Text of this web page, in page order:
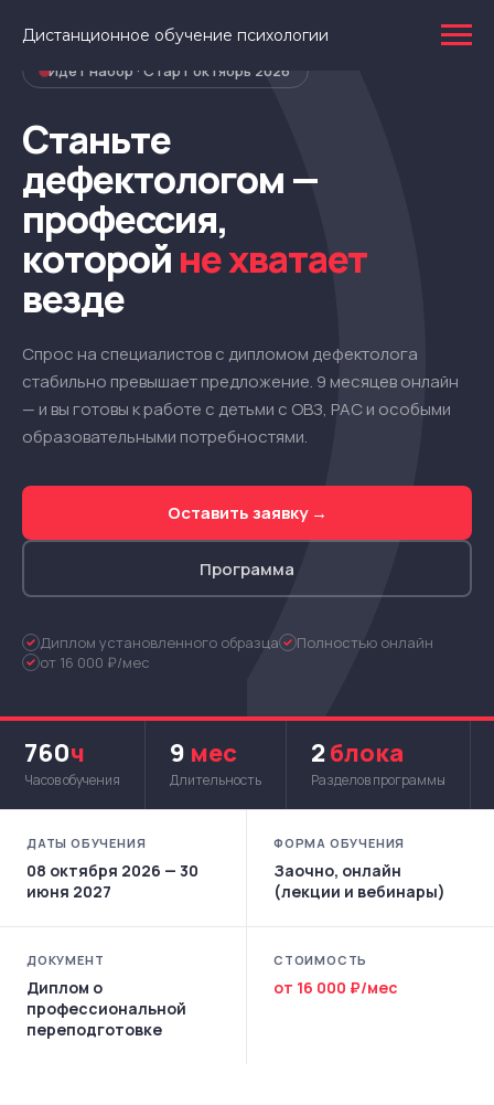
Дистанционное обучение психологии
Идёт набор · Старт октябрь 2026
Станьте
дефектологом —
профессия,
которойне хватает
везде
Спрос на специалистов с дипломом дефектолога
стабильно превышает предложение. 9 месяцев онлайн
— и вы готовы к работе с детьми с ОВЗ, РАС и особыми
образовательными потребностями.
Оставить заявку →
Программа
Диплом установленного образца
Полностью онлайн
от 16 000 ₽/мес
760ч
Часов обучения
9 мес
Длительность
2блока
Разделов программы
ДАТЫ ОБУЧЕНИЯ
08 октября 2026 — 30
июня 2027
ФОРМА ОБУЧЕНИЯ
Заочно, онлайн
(лекции и вебинары)
ДОКУМЕНТ
Диплом о
профессиональной
переподготовке
СТОИМОСТЬ
от 16 000 ₽/мес